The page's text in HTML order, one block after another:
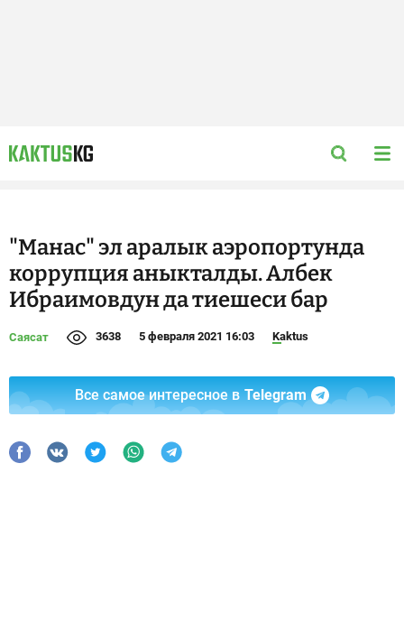
"Манас" эл аралык аэропортунда
коррупция аныкталды. Албек
Ибраимовдун да тиешеси бар
Саясат 3638 5 февраля 2021 16:03 Kaktus
Все самое интересное в Telegram